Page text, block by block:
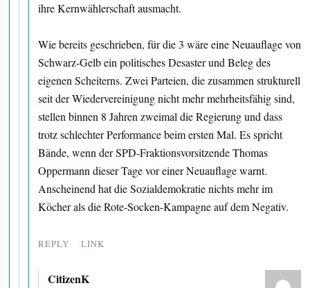
ihre Kernwählerschaft ausmacht.
Wie bereits geschrieben, für die 3 wäre eine Neuauflage von
Schwarz-Gelb ein politisches Desaster und Beleg des
eigenen Scheiterns. Zwei Parteien, die zusammen strukturell
seit der Wiedervereinigung nicht mehr mehrheitsfähig sind,
stellen binnen 8 Jahren zweimal die Regierung und dass
trotz schlechter Performance beim ersten Mal. Es spricht
Bände, wenn der SPD-Fraktionsvorsitzende Thomas
Oppermann dieser Tage vor einer Neuauflage warnt.
Anscheinend hat die Sozialdemokratie nichts mehr im
Köcher als die Rote-Socken-Kampagne auf dem Negativ.
REPLY LINK
CitizenK